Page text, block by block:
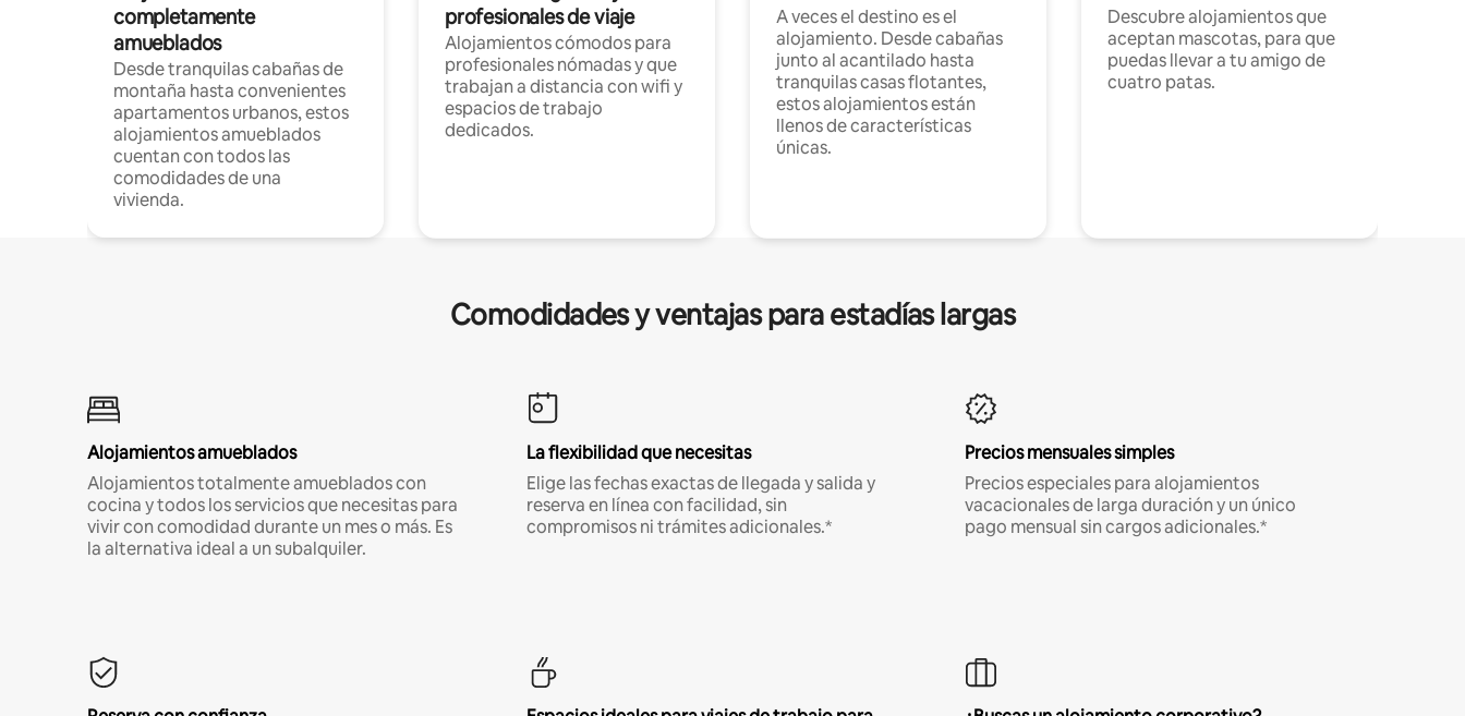
completamente
amueblados
Desde tranquilas cabañas de
montaña hasta convenientes
apartamentos urbanos, estos
alojamientos amueblados
cuentan con todos las
comodidades de una
vivienda.
profesionales de viaje
Alojamientos cómodos para
profesionales nómadas y que
trabajan a distancia con wifi y
espacios de trabajo
dedicados.
A veces el destino es el
alojamiento. Desde cabañas
junto al acantilado hasta
tranquilas casas flotantes,
estos alojamientos están
llenos de características
únicas.
Descubre alojamientos que
aceptan mascotas, para que
puedas llevar a tu amigo de
cuatro patas.
Comodidades y ventajas para estadías largas
Alojamientos amueblados
Alojamientos totalmente amueblados con
cocina y todos los servicios que necesitas para
vivir con comodidad durante un mes o más. Es
la alternativa ideal a un subalquiler.
La flexibilidad que necesitas
Elige las fechas exactas de llegada y salida y
reserva en línea con facilidad, sin
compromisos ni trámites adicionales.*
Precios mensuales simples
Precios especiales para alojamientos
vacacionales de larga duración y un único
pago mensual sin cargos adicionales.*